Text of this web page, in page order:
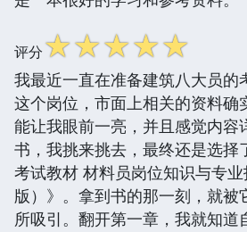
评分☆☆☆☆☆
我最近一直在准备建筑八大员的
这个岗位，市面上相关的资料确
能让我眼前一亮，并且感觉内容
书，我挑来挑去，最终还是选择
考试教材 材料员岗位知识与专
版）》。拿到书的那一刻，就被
所吸引。翻开第一章，我就知道